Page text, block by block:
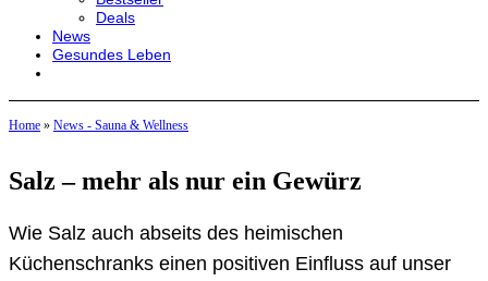
Deals
News
Gesundes Leben
Home » News - Sauna & Wellness
Salz – mehr als nur ein Gewürz
Wie Salz auch abseits des heimischen
Küchenschranks einen positiven Einfluss auf unser